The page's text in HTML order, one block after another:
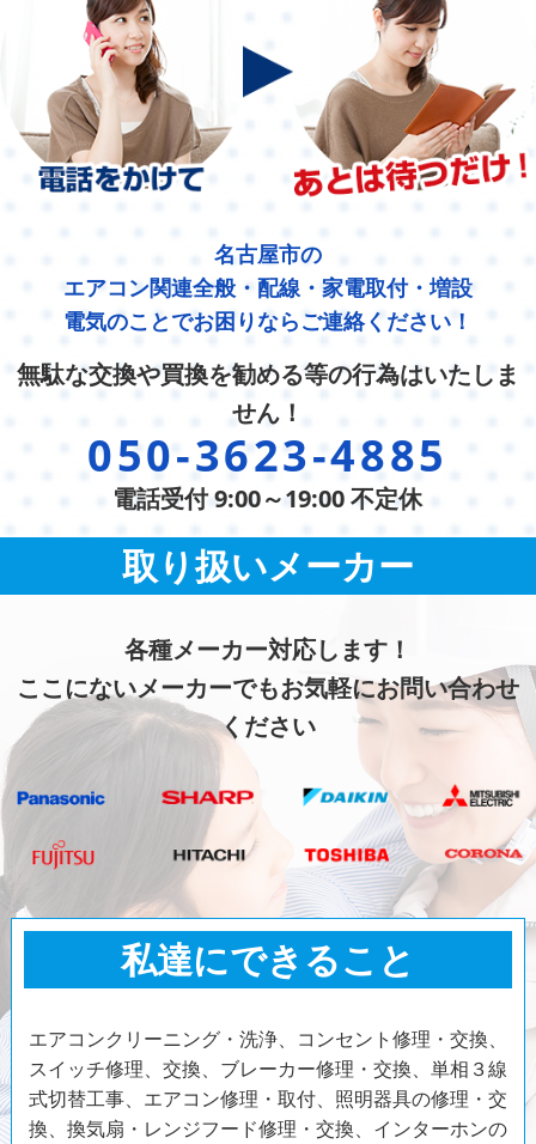
名古屋市の
エアコン関連全般・配線・家電取付・増設
電気のことでお困りならご連絡ください！
無駄な交換や買換を勧める等の行為はいたしま
せん！
050-3623-4885
電話受付 9:00～19:00 不定休
取り扱いメーカー
各種メーカー対応します！
ここにないメーカーでもお気軽にお問い合わせ
ください
私達にできること
エアコンクリーニング・洗浄、コンセント修理・交換、
スイッチ修理、交換、ブレーカー修理・交換、単相３線
式切替工事、エアコン修理・取付、照明器具の修理・交
換、換気扇・レンジフード修理・交換、インターホンの